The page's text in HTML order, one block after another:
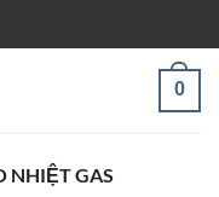
0
NHIỆT GAS